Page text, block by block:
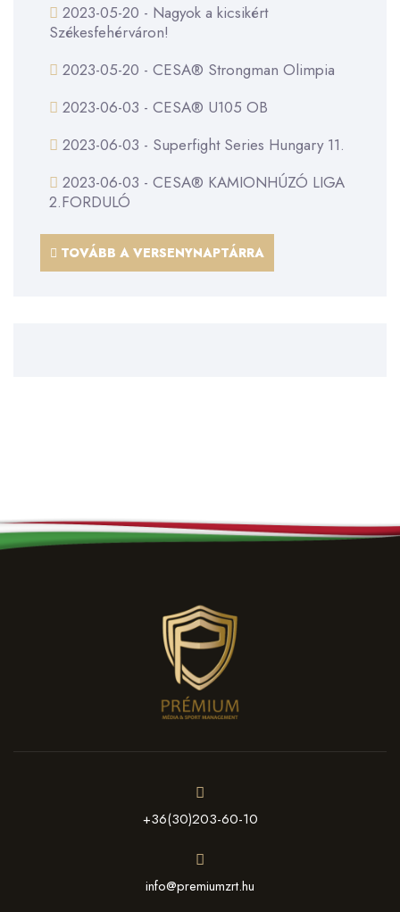
2023-05-20 - Nagyok a kicsikért
Székesfehérváron!
2023-05-20 - CESA® Strongman Olimpia
2023-06-03 - CESA® U105 OB
2023-06-03 - Superfight Series Hungary 11.
2023-06-03 - CESA® KAMIONHÚZÓ LIGA
2.FORDULÓ
TOVÁBB A VERSENYNAPTÁRRA
+36(30)203-60-10
info@premiumzrt.hu